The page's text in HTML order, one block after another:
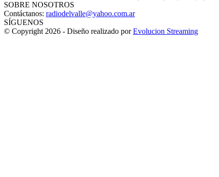
SOBRE NOSOTROS
Contáctanos: radiodelvalle@yahoo.com.ar
SÍGUENOS
© Copyright 2026 - Diseño realizado porEvolucion Streaming